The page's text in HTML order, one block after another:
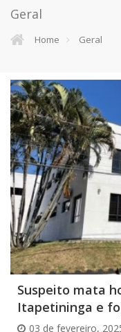
Geral
Home Geral
Suspeito mata
Itapetininga e
03 de fevereiro,